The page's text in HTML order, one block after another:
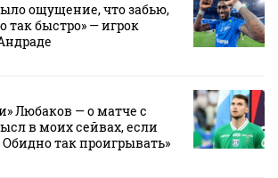
ощущение, что забью,
так быстро» — игрок
Любаков — о матче с
в моих сейвах, если
так проигрывать»